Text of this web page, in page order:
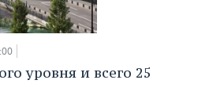
уровня и всего 25